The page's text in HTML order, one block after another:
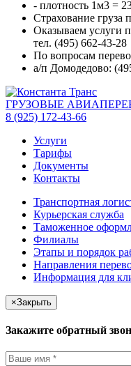
- плотность 1м3 =
Страхование груза
Оказываем услуги
тел. (495) 662-43-28
По вопросам
а/п Домодедово:
ГРУЗОВЫЕ
8 (925) 172-43-66
Услуги
Тарифы
Документы
Контакты
Транспортная
Курьерская служба
Таможенное
Филиалы
Этапы и порядок
Направления
Информация для
×Закрыть
Закажите обратный